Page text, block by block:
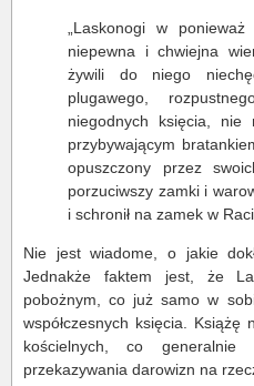
„Laskonogi w
niepewna i chwiejna
żywili do niego
plugawego,
niegodnych księcia,
przybywającym
opuszczony przez
porzuciwszy zamki i
i schronił na zamek w
Nie jest wiadome, o jakie
Jednakże faktem jest, że
pobożnym, co już samo w
współczesnych księcia. Książę
kościelnych, co
przekazywania darowizn na